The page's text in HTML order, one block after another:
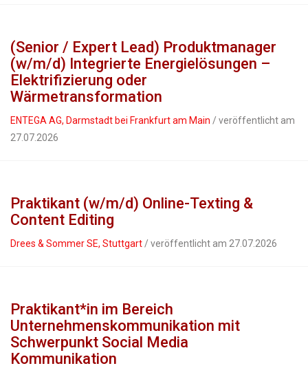
(Senior / Expert Lead) Produktmanager
(w/m/d) Integrierte Energielösungen –
Elektrifizierung oder
Wärmetransformation
ENTEGA AG, Darmstadt bei Frankfurt am Main / veröffentlicht am
27.07.2026
Praktikant (w/m/d) Online-Texting &
Content Editing
Drees & Sommer SE, Stuttgart / veröffentlicht am 27.07.2026
Praktikant*in im Bereich
Unternehmenskommunikation mit
Schwerpunkt Social Media
Kommunikation